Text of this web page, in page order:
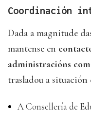
Coordinación
Dada a magnitude
mantense en
administracións
trasladou a
A Consellería de